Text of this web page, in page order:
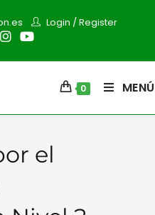
Login /Register
0 MENÚ
el